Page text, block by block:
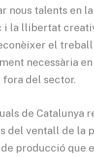
nous talents en
i la llibertat
el
necessària
del sector.
de
del ventall de la
producció que